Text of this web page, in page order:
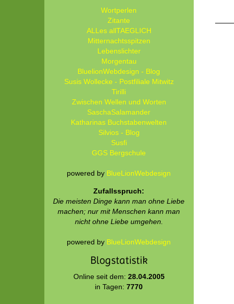
Wortperlen
Zitante
ALLes allTAEGLICH
Mitternachtsspitzen
Lebenslichter
Morgentau
BluelionWebdesign - Blog
Susis Wollecke - Postfiliale Mitwitz
Tirilli
Zwischen Wellen und Worten
SaschaSalamander
Katharinas Buchstabenwelten
Silvios - Blog
Susfi
GGS Bergschule
powered by BlueLionWebdesign
Zufallsspruch:
Die meisten Dinge kann man ohne Liebe
machen; nur mit Menschen kann man
nicht ohne Liebe umgehen.
powered by BlueLionWebdesign
Blogstatistik
Online seit dem: 28.04.2005
in Tagen:7770